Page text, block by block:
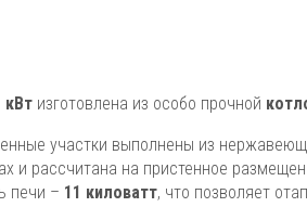
кВт изготовлена из особо прочной
участки выполнены из
и рассчитана на пристенное
печи – 11 киловатт, что позволяет